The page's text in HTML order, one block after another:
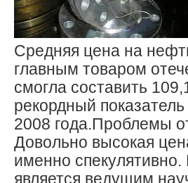
Средняя цена на
главным товаром
смогла составить
рекордный
2008 года.Проблемы
Довольно высокая
именно
является ведущим